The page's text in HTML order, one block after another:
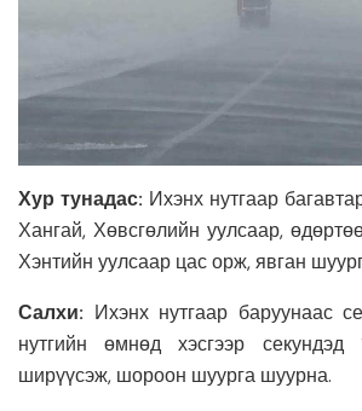
Хур тунадас: Ихэнх нутгаар
Хангай, Хөвсгөлийн уулсаар,
Хэнтийн уулсаар цас орж, явган
Салхи: Ихэнх нутгаар баруунаас
нутгийн өмнөд хэсгээр
ширүүсэж, шороон шуурга шуурна.